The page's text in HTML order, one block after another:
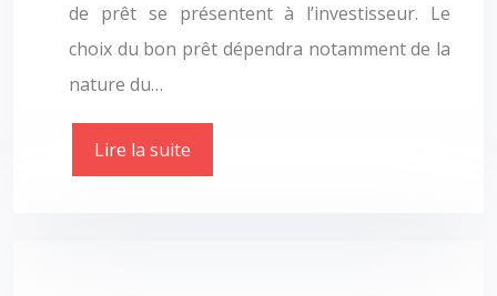
de prêt se présentent à l’investisseur. Le
choix du bon prêt dépendra notamment de la
nature du…
Lire la suite